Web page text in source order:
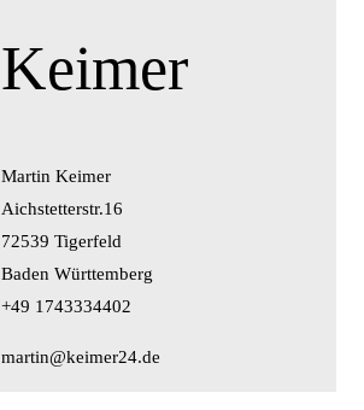
Keimer
Martin Keimer
Aichstetterstr.16
72539 Tigerfeld
Baden Württemberg
+49 1743334402
martin@keimer24.de